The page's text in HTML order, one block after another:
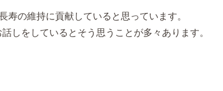
の維持に貢献していると思っています。
しをしているとそう思うことが多々あります。